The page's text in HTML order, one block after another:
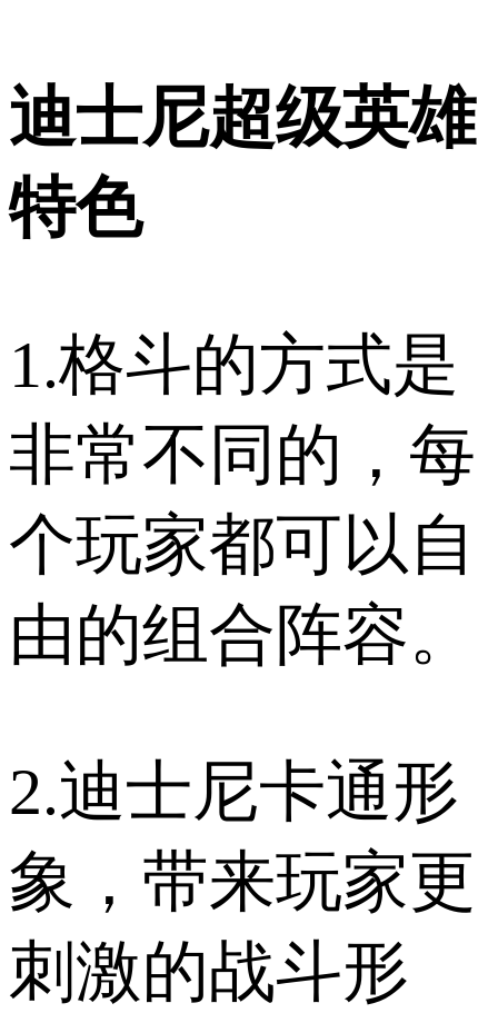
迪士尼超级英雄
特色
1.格斗的方式是
非常不同的，每
个玩家都可以自
由的组合阵容。
2.迪士尼卡通形
象，带来玩家更
刺激的战斗形